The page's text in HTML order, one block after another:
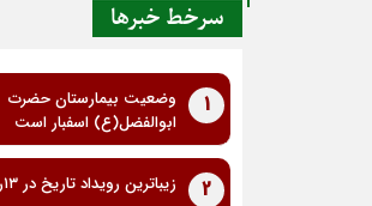
سرخط خبرها
1
وضعیت بیمارستان حضرت
ابوالفضل(ع) اسفبار است
2 زیباترین رویداد تاریخ در ۱۳رجب